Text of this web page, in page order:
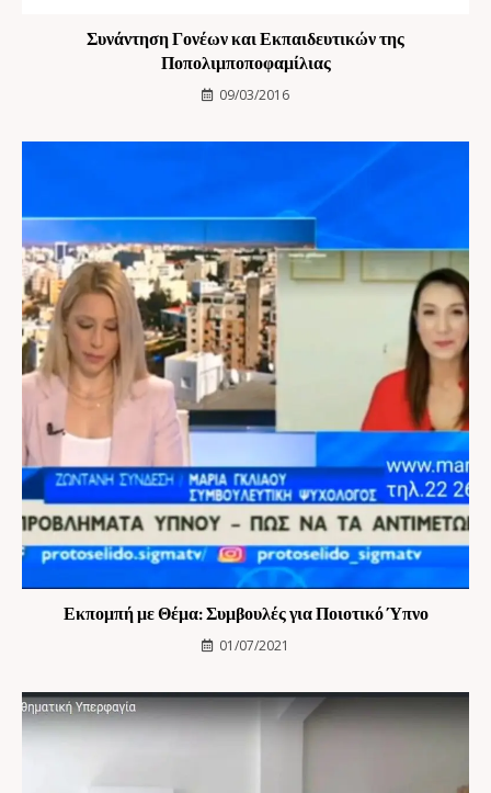
Συνάντηση Γονέων και Εκπαιδευτικών της
Ποπολιμποποφαμίλιας
09/03/2016
Εκπομπή με Θέμα: Συμβουλές για Ποιοτικό Ύπνο
01/07/2021